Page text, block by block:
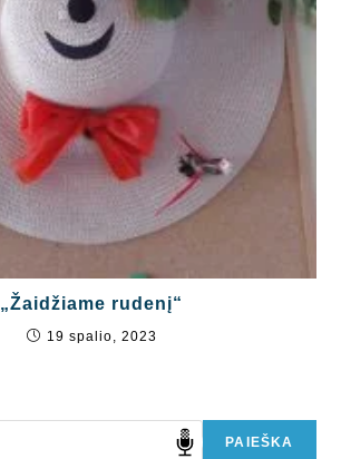
„Žaidžiame rudenį“
19 spalio, 2023
PAIEŠKA